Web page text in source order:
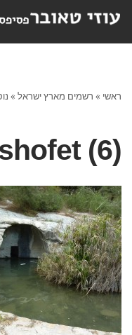
ראשי » רשמים מארץ ישראל »
(6)